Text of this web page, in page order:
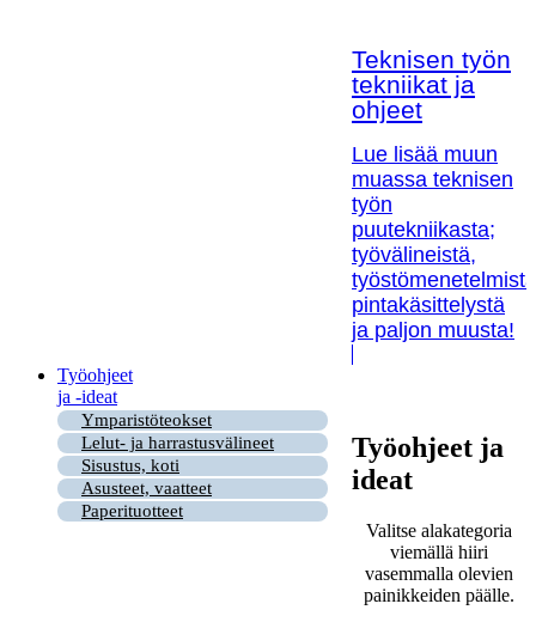
Teknisen työn
tekniikat ja
ohjeet
Lue lisää muun
muassa teknisen
työn
puutekniikasta;
työvälineistä,
pintakäsittelystä
ja paljon muusta!
Työohjeet
ja -ideat
Ymparistöteokset
Lelut- ja harrastusvälineet
Sisustus, koti
Asusteet, vaatteet
Paperituotteet
Työohjeet ja
ideat
Valitse alakategoria
viemällä hiiri
vasemmalla olevien
painikkeiden päälle.